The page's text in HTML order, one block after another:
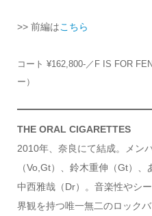
>> 前編はこちら
コート ¥162,800-／F IS FOR
ー）
THE ORAL CIGARETTES
2010年、奈良にて結成。メン
（Vo,Gt）、鈴木重伸（Gt）
中西雅哉（Dr）。音楽性やシ
界観を持つ唯一無二のロック